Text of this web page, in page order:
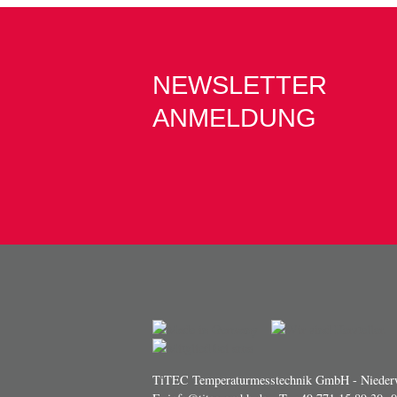
NEWSLETTER
ANMELDUNG
TiTEC Temperaturmesstechnik GmbH -